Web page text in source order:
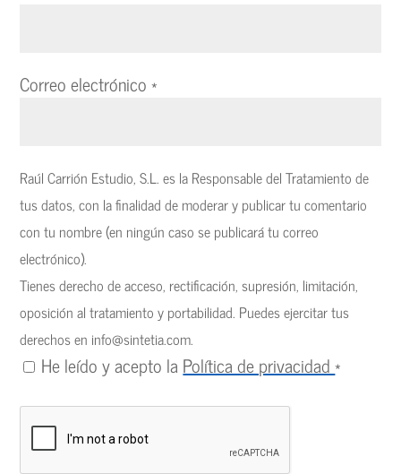
Correo electrónico*
Raúl Carrión Estudio, S.L. es la Responsable del Tratamiento de
tus datos, con la finalidad de moderar y publicar tu comentario
con tu nombre (en ningún caso se publicará tu correo
electrónico).
Tienes derecho de acceso, rectificación, supresión, limitación,
oposición al tratamiento y portabilidad. Puedes ejercitar tus
derechos en info@sintetia.com.
He leído y acepto la Política de privacidad*